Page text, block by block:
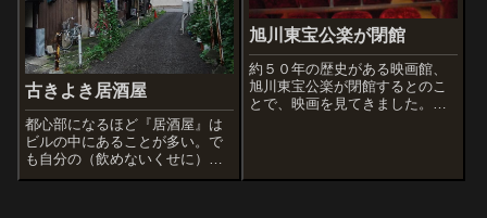
古きよき居酒屋
都心部になるほど『居酒屋』は
ビルの中にあることが多い。で
も自分の（飲めないくせに）居
酒屋に対する勝手なイメージ
旭川東宝公楽が閉館
約５０年の歴史がある映画館、
旭川東宝公楽が閉館するとのこ
とで、映画を見てきました。今